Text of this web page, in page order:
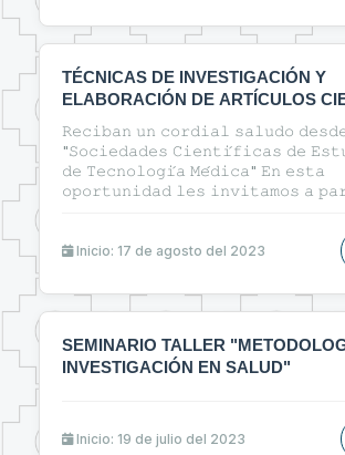
TÉCNICAS DE INVESTIGACIÓN Y
ELABORACIÓN DE ARTÍCULOS
EN EL ÁREA DE LA SALUD
𝚁𝚎𝚌𝚒𝚋𝚊𝚗 𝚞𝚗 𝚌𝚘𝚛𝚍𝚒𝚊𝚕 𝚜𝚊𝚕𝚞𝚍𝚘
"𝚂𝚘𝚌𝚒𝚎𝚍𝚊𝚍𝚎𝚜 𝙲𝚒𝚎𝚗𝚝𝚒́𝚏𝚒𝚌𝚊𝚜 𝚍𝚎
𝚍𝚎 𝚃𝚎𝚌𝚗𝚘𝚕𝚘𝚐𝚒́𝚊 𝙼𝚎́𝚍𝚒𝚌𝚊" 𝙴𝚗 𝚎𝚜𝚝𝚊
𝚘𝚙𝚘𝚛𝚝𝚞𝚗𝚒𝚍𝚊𝚍 𝚕𝚎𝚜 𝚒𝚗𝚟𝚒𝚝𝚊𝚖𝚘𝚜 𝚊
ᴇʟᴀʙᴏʀᴀᴄɪᴏ́ɴ ᴅᴇ ᴀʀᴛɪ́ᴄᴜʟᴏs ᴄɪᴇɴᴛɪ́ғɪᴄᴏs ᴇɴ
sᴀʟᴜᴅ"🔰
Inicio: 17 de agosto del 2023
SEMINARIO TALLER
INVESTIGACIÓN EN SALUD"
Inicio: 19 de julio del 2023